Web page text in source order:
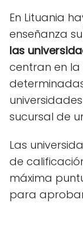
En Lituania
enseñanza
las
centran en
sucursal de
Las
de
máxima
para